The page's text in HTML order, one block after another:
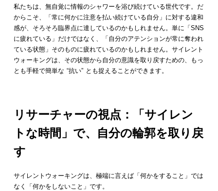
私たちは、無自覚に情報のシャワーを浴び続けている世代です。だ
からこそ、「常に何かに注意を払い続けている自分」に対する違和
感が、そろそろ臨界点に達しているのかもしれません。単に「SNS
に疲れている」だけではなく、「自分のアテンションが常に奪われ
ている状態」そのものに疲れているのかもしれません。サイレント
ウォーキングは、その状態から自分の意識を取り戻すための、もっ
とも手軽で簡単な “抗い” とも捉えることができます。
リサーチャーの視点：「サイレン
トな時間」で、自分の輪郭を取り戻
す
サイレントウォーキングは、極端に言えば「何かをすること」では
なく「何かをしないこと」です。